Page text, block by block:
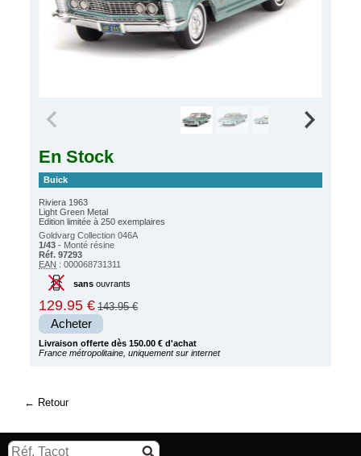
En Stock
Buick
Riviera 1963
Light Green Metal
Edition limitée à 250 exemplaires
Goldvarg Collection 046A
1/43 - Monté résine
Réf. 97293
EAN : 000068731311
sansouvrants
129.95 € 143.95 €
Acheter
Livraison offerte dès 150.00 € d'achat
France métropolitaine, uniquement sur internet
Retour